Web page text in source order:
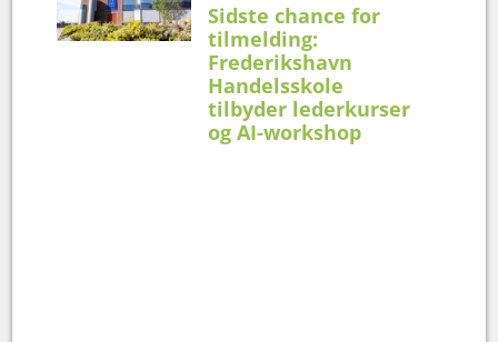
Sidste chance for
tilmelding:
Frederikshavn
Handelsskole
tilbyder lederkurser
og AI-workshop